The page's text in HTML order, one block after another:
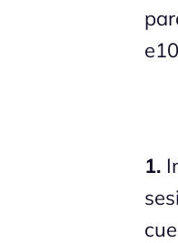
1.